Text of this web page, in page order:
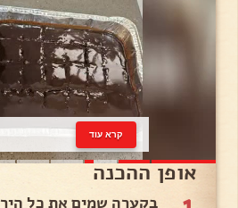
קרא עוד
אופן ההכנה
בקערה שמים את כל